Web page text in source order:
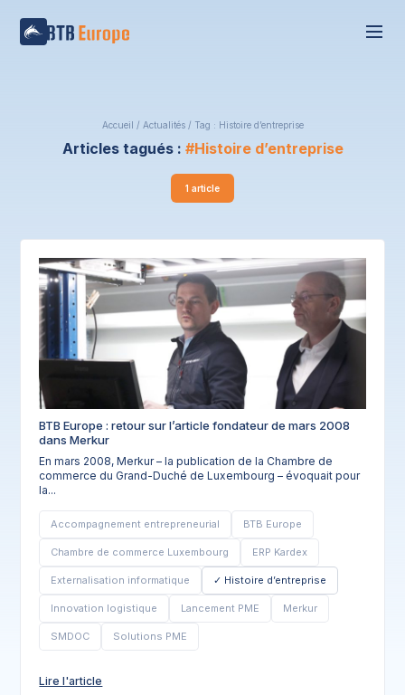
Accueil / Actualités / Tag : Histoire d’entreprise
Articles tagués : Histoire d’entreprise
1 article
BTB Europe : retour sur l’article fondateur de mars 2008
dans Merkur
En mars 2008, Merkur – la publication de la Chambre de
commerce du Grand-Duché de Luxembourg – évoquait pour
la...
Accompagnement entrepreneurial BTB Europe
Chambre de commerce Luxembourg ERP Kardex
Externalisation informatique Histoire d’entreprise
Innovation logistique Lancement PME Merkur
SMDOC Solutions PME
Lire l'article